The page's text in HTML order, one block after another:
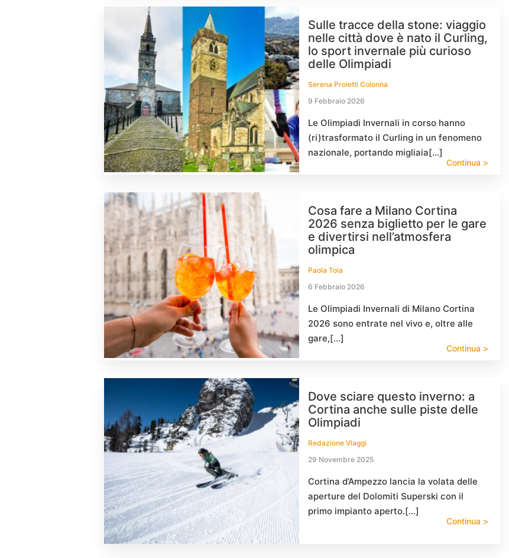
Sulle tracce della stone: viaggio
nelle città dove è nato il Curling,
lo sport invernale più curioso
delle Olimpiadi
Serena Proietti Colonna
9 Febbraio 2026
Le Olimpiadi Invernali in corso hanno
(ri)trasformato il Curling in un fenomeno
nazionale, portando migliaia[…]
Continua >
Cosa fare a Milano Cortina
2026 senza biglietto per le gare
e divertirsi nell’atmosfera
olimpica
Paola Toia
6 Febbraio 2026
Le Olimpiadi Invernali di Milano Cortina
2026 sono entrate nel vivo e, oltre alle
gare,[…]
Continua >
Dove sciare questo inverno: a
Cortina anche sulle piste delle
Olimpiadi
Redazione Viaggi
29 Novembre 2025
Cortina d’Ampezzo lancia la volata delle
aperture del Dolomiti Superski con il
primo impianto aperto.[…]
Continua >